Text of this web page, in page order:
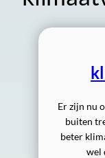
Er zijn nu
buiten
beter
wel